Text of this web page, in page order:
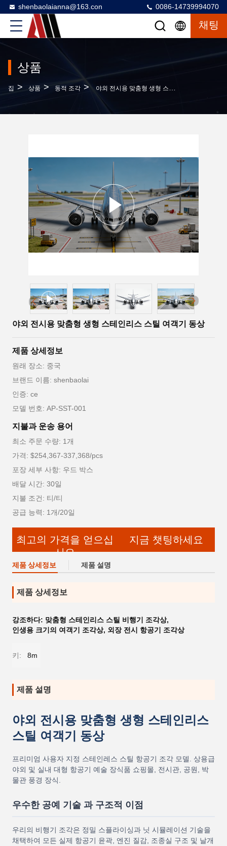
shenbaolaianna@163.con 0086-14739994070
채팅
상품
집 > 상품 > 동적 조각 > 야외 전시용 맞춤형 생형 스테인리스 스틸 여객기 동상
야외 전시용 맞춤형 생형 스테인리스 스틸 여객기 동상
제품 상세정보
원래 장소: 중국
브랜드 이름: shenbaolai
인증: ce
모델 번호: AP-SST-001
지불과 운송 용어
최소 주문 수량: 1개
가격: $254,367-337,368/pcs
포장 세부 사항: 우드 박스
배달 시간: 30일
지불 조건: 티/티
공급 능력: 1개/20일
최고의 가격을 얻으십
시오
지금 챗팅하세요
제품 상세정보 제품 설명
제품 상세정보
강조하다: 맞춤형 스테인리스 스틸 비행기 조각상,
인생용 크기의 여객기 조각상, 외장 전시 항공기 조각상
키: 8m
제품 설명
야외 전시용 맞춤형 생형 스테인리스
스틸 여객기 동상
프리미엄 사용자 지정 스테인레스 스틸 항공기 조각 모델. 상용급
야외 및 실내 대형 항공기 예술 장식품 쇼핑몰, 전시관, 공원, 박
물관 풍경 장식.
우수한 공예 기술 과 구조적 이점
우리의 비행기 조각은 정밀 스플라이싱과 닛 시뮬레이션 기술을
채택하여 모든 실제 항공기 윤곽, 엔진 질감, 조종실 구조 및 날개